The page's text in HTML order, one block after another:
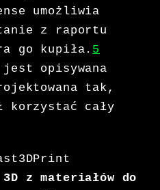
umożliwia
z raportu
go kupiła. 5
opisywana
tak,
korzystać cały
z materiałów do